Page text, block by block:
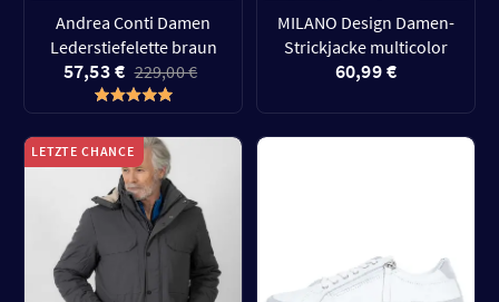
Andrea Conti Damen
Lederstiefelette braun
57,53 € 229,00 €
MILANO Design Damen-
Strickjacke multicolor
60,99 €
LETZTE CHANCE